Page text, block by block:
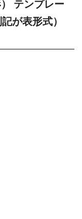
テンプレー
が表形式）